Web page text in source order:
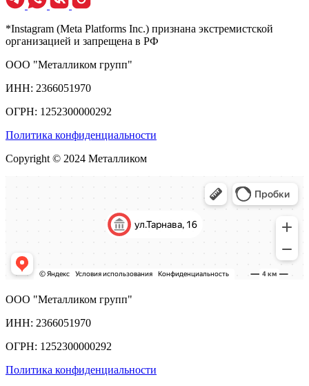
*Instagram (Meta Platforms Inc.) признана экстремистской
организацией и запрещена в РФ
ООО "Металликом групп"
ИНН: 2366051970
ОГРН: 1252300000292
Политика конфиденциальности
Copyright © 2024 Металликом
ООО "Металликом групп"
ИНН: 2366051970
ОГРН: 1252300000292
Политика конфиденциальности